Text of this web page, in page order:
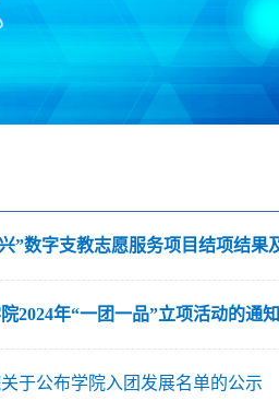
”数字支教志愿服务项目结项结果
2024年“一团一品”立项活动的通知
于公布学院入团发展名单的公示